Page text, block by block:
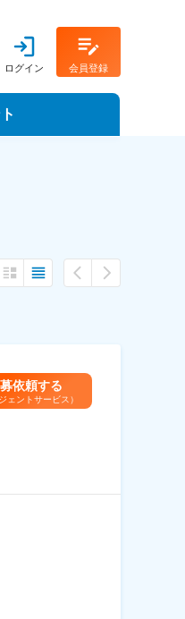
ログイン 会員登録
依頼する
ェントサービス）